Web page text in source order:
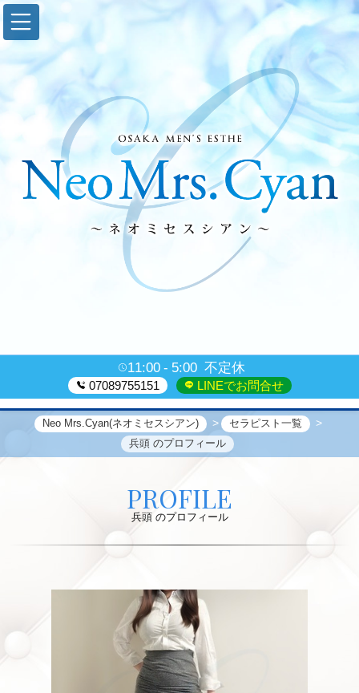
11:00 5:00 不定休
07089755151 LINEでお問合せ
Neo Mrs.Cyan(ネオミセスシアン)
セラピスト一覧
兵頭 のプロフィール
PROFILE
兵頭 のプロフィール